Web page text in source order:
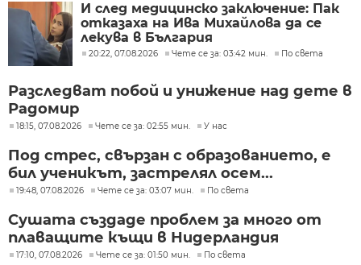
И след медицинско заключение: Пак
отказаха на Ива Михайлова да се
лекува в България
20:22, 07.08.2026 Чете се за: 03:42 мин. По света
Разследват побой и унижение над дете в
Радомир
18:15, 07.08.2026 Чете се за: 02:55 мин. У нас
Под стрес, свързан с образованието, е
бил ученикът, застрелял осем...
19:48, 07.08.2026 Чете се за: 03:07 мин. По света
Сушата създаде проблем за много от
плаващите къщи в Нидерландия
17:10, 07.08.2026 Чете се за: 01:50 мин. По света